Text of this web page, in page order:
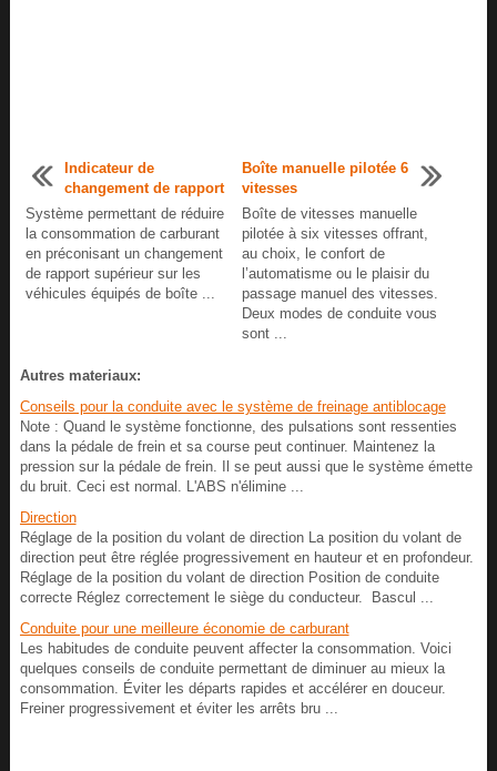
Indicateur de
changement de rapport
Système permettant de réduire
la consommation de carburant
en préconisant un changement
de rapport supérieur sur les
véhicules équipés de boîte ...
Boîte manuelle pilotée 6
vitesses
Boîte de vitesses manuelle
pilotée à six vitesses offrant,
au choix, le confort de
l’automatisme ou le plaisir du
passage manuel des vitesses.
Deux modes de conduite vous
sont ...
Autres materiaux:
Conseils pour la conduite avec le système de freinage antiblocage
Note : Quand le système fonctionne, des pulsations sont ressenties
dans la pédale de frein et sa course peut continuer. Maintenez la
pression sur la pédale de frein. Il se peut aussi que le système émette
du bruit. Ceci est normal. L'ABS n'élimine ...
Direction
Réglage de la position du volant de direction La position du volant de
direction peut être réglée progressivement en hauteur et en profondeur.
Réglage de la position du volant de direction Position de conduite
correcte Réglez correctement le siège du conducteur. Bascul ...
Conduite pour une meilleure économie de carburant
Les habitudes de conduite peuvent affecter la consommation. Voici
quelques conseils de conduite permettant de diminuer au mieux la
consommation. Éviter les départs rapides et accélérer en douceur.
Freiner progressivement et éviter les arrêts bru ...